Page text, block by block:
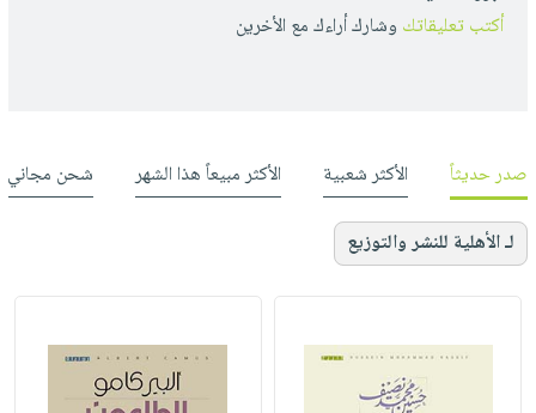
أكتب تعليقاتك وشارك أراءك مع الأخرين
صدر حديثاً الأكثر شعبية الأكثر مبيعاً هذا الشهر شحن مجاني
لـ الأهلية للنشر والتوزيع